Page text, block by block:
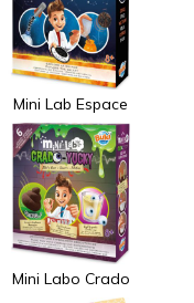
Mini Lab Espace
Mini Labo Crado